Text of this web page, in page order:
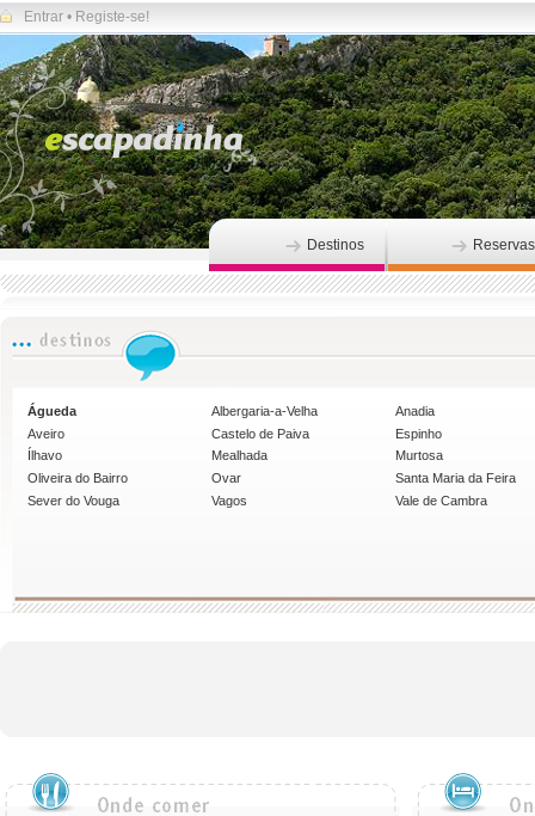
Entrar • Registe-se!
Destinos Reservas
Águeda Albergaria-a-Velha
Anadia
Aveiro
Castelo de Paiva
Espinho
Ílhavo
Mealhada
Murtosa
Oliveira do Bairro
Ovar
Santa Maria da Feira
Sever do Vouga
Vagos Vale de Cambra